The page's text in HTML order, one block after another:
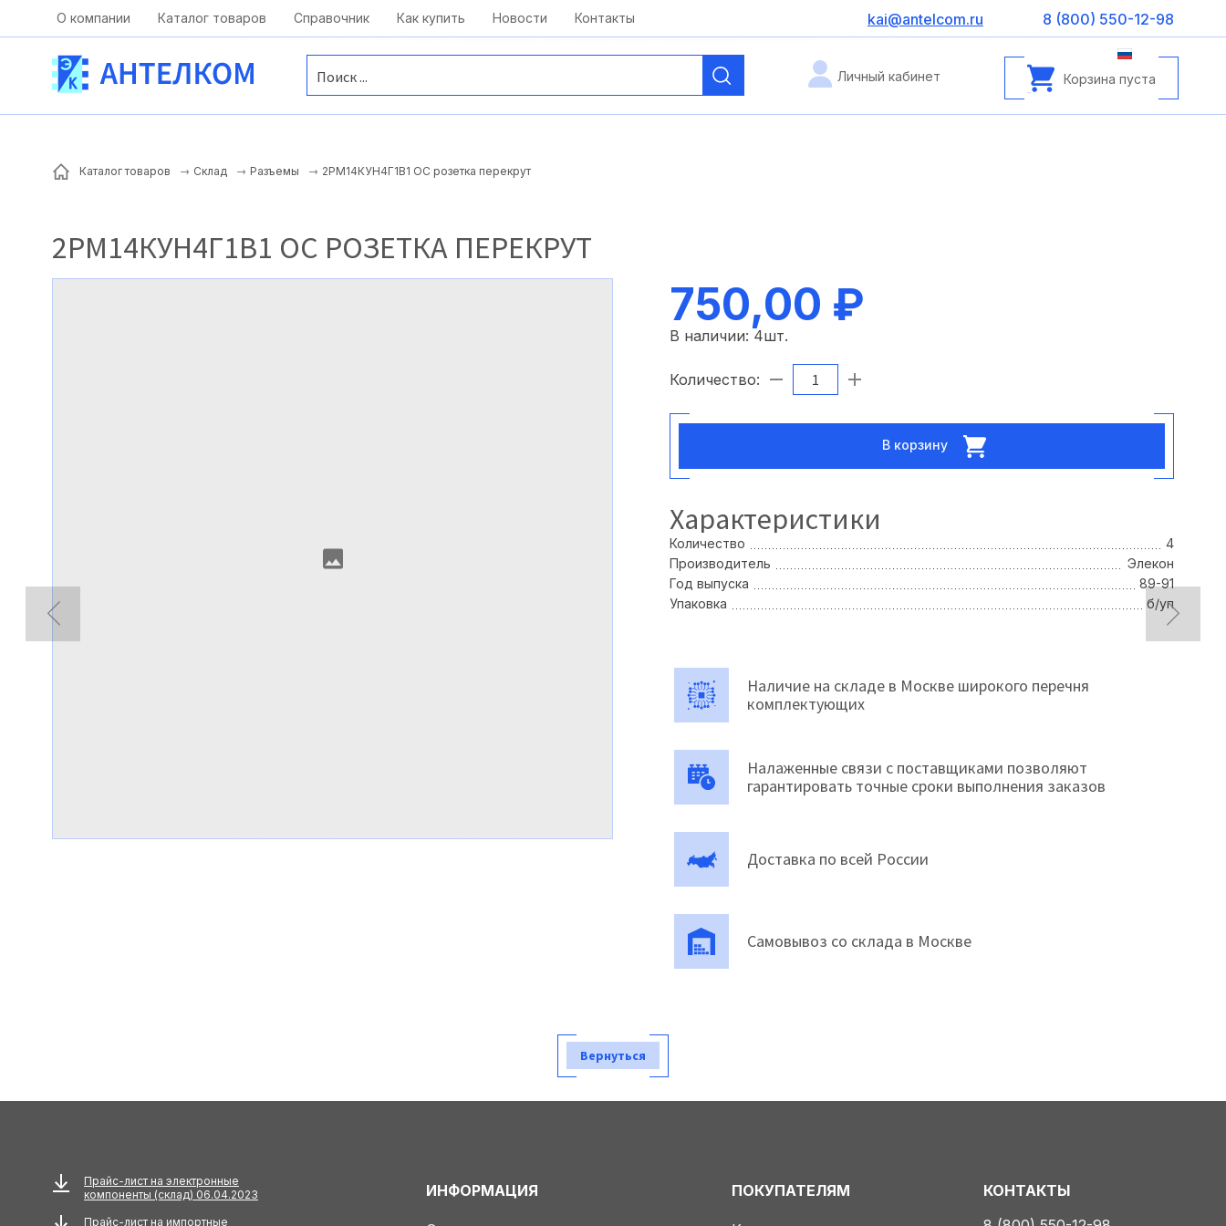
kai@antelcom.ru
Москва, ул. Московская, д.1 офис 1 c 08:00 до 20:00
О компании Каталог товаров Справочник Как купить Новости Контакты 8 (800) 550-12-98
kai@antelcom.ru
Корзина пуста
Личный кабинет
Каталог товаров Склад Разъемы 2РМ14КУН4Г1В1 ОС розетка перекрут
2РМ14КУН4Г1В1 ОС РОЗЕТКА ПЕРЕКРУТ
750,00 ₽
В наличии: 4шт.
Количество:
В корзину
Характеристики
Количество
4
Производитель
Элекон
Год выпуска
89-91
Упаковка
б/уп
Наличие на складе в Москве широкого перечня
комплектующих
Налаженные связи с поставщиками позволяют
гарантировать точные сроки выполнения заказов
Доставка по всей России
Самовывоз со склада в Москве
Вернуться
Прайс-лист на электронные
компоненты (склад) 06.04.2023
Прайс-лист на импортные
ИНФОРМАЦИЯ ПОКУПАТЕЛЯМ
КОНТАКТЫ